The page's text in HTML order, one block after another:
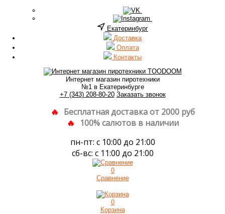
Екатеринбург
Доставка
Оплата
Контакты
Интернет магазин пиротехники
№1 в Екатеринбурге
+7 (343) 208-80-20 Заказать звонок
Бесплатная доставка от 2000 руб
100% салютов в наличии
пн-пт: с 10:00 до 21:00
сб-вс: с 11:00 до 21:00
0
Сравнение
0
Корзина